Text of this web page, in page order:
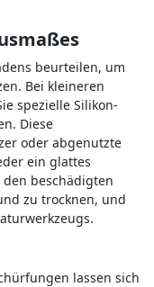
beurteilen, um
Bei kleineren
spezielle Silikon-
Diese
oder abgenutzte
ein glattes
beschädigten
zu trocknen, und
lassen sich